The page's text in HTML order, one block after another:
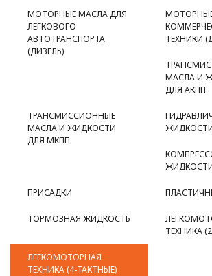
МОТОРНЫЕ МАСЛА ДЛЯ
ЛЕГКОВОГО
АВТОТРАНСПОРТА
(ДИЗЕЛЬ)
ТЕХНИКИ
МАСЛА И
ДЛЯ АКПП
ТРАНСМИССИОННЫЕ
МАСЛА И ЖИДКОСТИ
ДЛЯ МКПП
ПРИСАДКИ
ТОРМОЗНАЯ ЖИДКОСТЬ
ТЕХНИКА
ЛЕГКОМОТОРНАЯ
ТЕХНИКА (4-ТАКТНЫЕ)